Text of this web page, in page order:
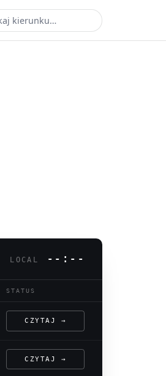
LOCAL --:--
STATUS
CZYTAJ →
CZYTAJ →